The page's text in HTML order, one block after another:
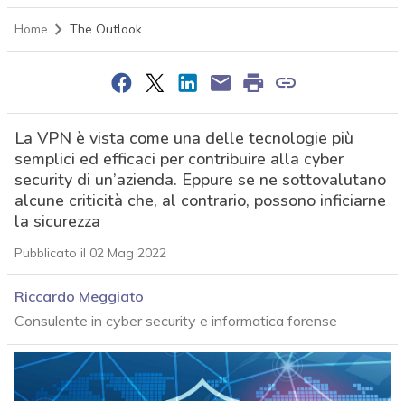
Home The Outlook
La VPN è vista come una delle tecnologie più
semplici ed efficaci per contribuire alla cyber
security di un’azienda. Eppure se ne sottovalutano
alcune criticità che, al contrario, possono inficiarne
la sicurezza
Pubblicato il 02 Mag 2022
Riccardo Meggiato
Consulente in cyber security e informatica forense